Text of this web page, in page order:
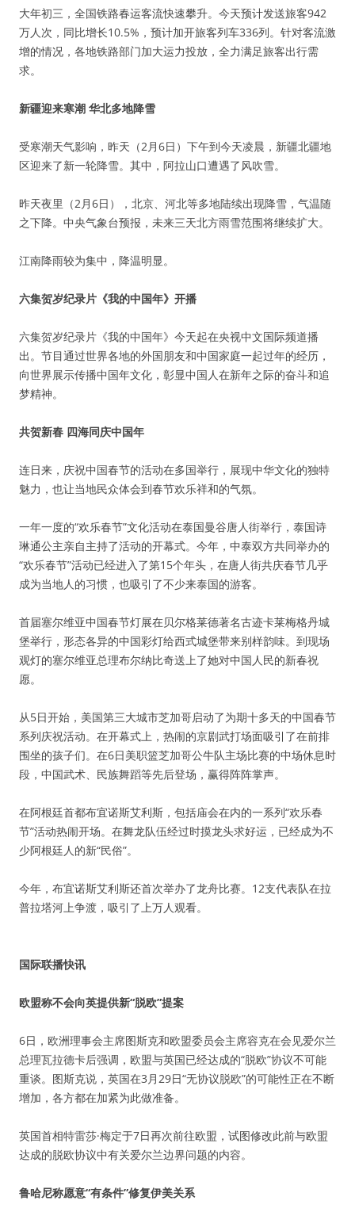
大年初三，全国铁路春运客流快速攀升。今天预计发送旅客942
万人次，同比增长10.5%，预计加开旅客列车336列。针对客流激
增的情况，各地铁路部门加大运力投放，全力满足旅客出行需
求。
新疆迎来寒潮 华北多地降雪
受寒潮天气影响，昨天（2月6日）下午到今天凌晨，新疆北疆地
区迎来了新一轮降雪。其中，阿拉山口遭遇了风吹雪。
昨天夜里（2月6日），北京、河北等多地陆续出现降雪，气温随
之下降。中央气象台预报，未来三天北方雨雪范围将继续扩大。
江南降雨较为集中，降温明显。
六集贺岁纪录片《我的中国年》开播
六集贺岁纪录片《我的中国年》今天起在央视中文国际频道播
出。节目通过世界各地的外国朋友和中国家庭一起过年的经历，
向世界展示传播中国年文化，彰显中国人在新年之际的奋斗和追
梦精神。
共贺新春 四海同庆中国年
连日来，庆祝中国春节的活动在多国举行，展现中华文化的独特
魅力，也让当地民众体会到春节欢乐祥和的气氛。
一年一度的“欢乐春节”文化活动在泰国曼谷唐人街举行，泰国诗
琳通公主亲自主持了活动的开幕式。今年，中泰双方共同举办的
“欢乐春节”活动已经进入了第15个年头，在唐人街共庆春节几乎
成为当地人的习惯，也吸引了不少来泰国的游客。
首届塞尔维亚中国春节灯展在贝尔格莱德著名古迹卡莱梅格丹城
堡举行，形态各异的中国彩灯给西式城堡带来别样韵味。到现场
观灯的塞尔维亚总理布尔纳比奇送上了她对中国人民的新春祝
愿。
从5日开始，美国第三大城市芝加哥启动了为期十多天的中国春节
系列庆祝活动。在开幕式上，热闹的京剧武打场面吸引了在前排
围坐的孩子们。在6日美职篮芝加哥公牛队主场比赛的中场休息时
段，中国武术、民族舞蹈等先后登场，赢得阵阵掌声。
在阿根廷首都布宜诺斯艾利斯，包括庙会在内的一系列“欢乐春
节”活动热闹开场。在舞龙队伍经过时摸龙头求好运，已经成为不
少阿根廷人的新“民俗”。
今年，布宜诺斯艾利斯还首次举办了龙舟比赛。12支代表队在拉
普拉塔河上争渡，吸引了上万人观看。
国际联播快讯
欧盟称不会向英提供新“脱欧”提案
6日，欧洲理事会主席图斯克和欧盟委员会主席容克在会见爱尔兰
总理瓦拉德卡后强调，欧盟与英国已经达成的“脱欧”协议不可能
重谈。图斯克说，英国在3月29日“无协议脱欧”的可能性正在不断
增加，各方都在加紧为此做准备。
英国首相特雷莎·梅定于7日再次前往欧盟，试图修改此前与欧盟
达成的脱欧协议中有关爱尔兰边界问题的内容。
鲁哈尼称愿意“有条件”修复伊美关系